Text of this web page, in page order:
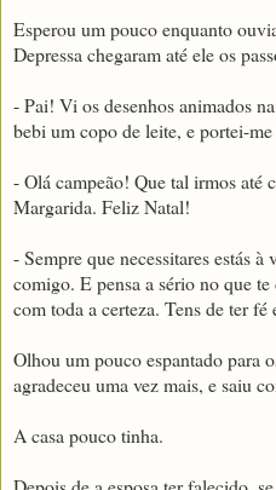
Esperou um pouco enquanto
Depressa chegaram até ele os
- Pai! Vi os desenhos animados
bebi um copo de leite, e portei-
- Olá campeão! Que tal irmos até
Margarida. Feliz Natal!
- Sempre que necessitares estás
comigo. E pensa a sério no que
com toda a certeza. Tens de ter fé
Olhou um pouco espantado para
agradeceu uma vez mais, e saiu
A casa pouco tinha.